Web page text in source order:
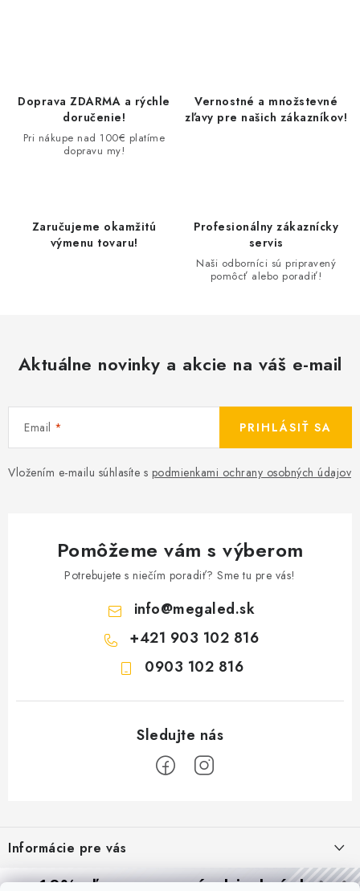
u
Doprava ZDARMA a rýchle
doručenie!
Pri nákupe nad 100€ platíme
dopravu my!
Vernostné a množstevné
zľavy pre našich zákazníkov!
Zaručujeme okamžitú
výmenu tovaru!
Profesionálny zákaznícky
servis
Naši odborníci sú pripravený
pomôcť alebo poradiť!
Aktuálne novinky a akcie na váš e-mail
Email
Vložením e-mailu súhlasíte s podmienkami ochrany osobných údajov
PRIHLÁSIŤ SA
Pomôžeme vám s výberom
Potrebujete s niečím poradiť? Sme tu pre vás!
info@megaled.sk
+421 903 102 816
0903 102 816
p
ä
Informácie pre vás
Reklamácie a formulár na odstúpenie od zmluvy